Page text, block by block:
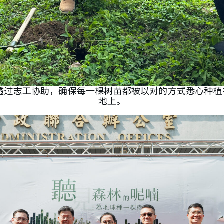
志工协助，确保每一棵树苗都被以对的方式悉心种
地上。